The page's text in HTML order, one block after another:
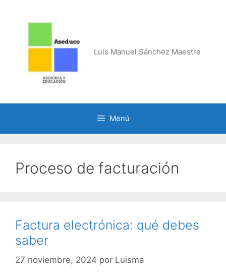
Luis Manuel Sánchez Maestre
Menú
Proceso de facturación
Factura electrónica: qué debes
saber
27 noviembre, 2024 por Luisma